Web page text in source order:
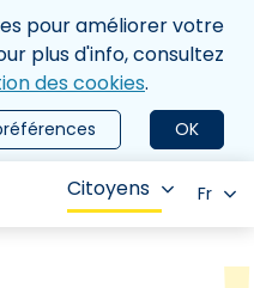
pour améliorer votre
plus d'info, consultez
des cookies.
OK
Citoyens Fr